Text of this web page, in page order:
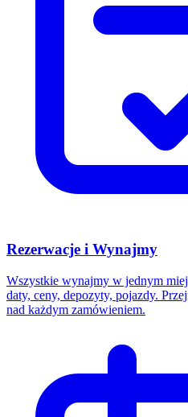
Rezerwacje i Wynajmy
Wszystkie wynajmy w jednym
daty, ceny, depozyty, pojazdy.
nad każdym zamówieniem.